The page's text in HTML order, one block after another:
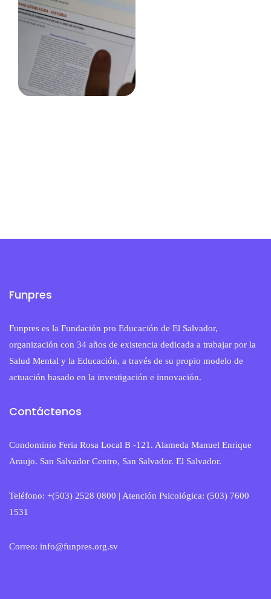
Funpres
Funpres es la Fundación pro Educación de El Salvador,
organización con 34 años de existencia dedicada a trabajar por la
Salud Mental y la Educación, a través de su propio modelo de
actuación basado en la investigación e innovación.
Contáctenos
Condominio Feria Rosa Local B -121. Alameda Manuel Enrique
Araujo. San Salvador Centro, San Salvador. El Salvador.
Teléfono: +(503) 2528 0800 | Atención Psicológica: (503) 7600
1531
Correo: info@funpres.org.sv